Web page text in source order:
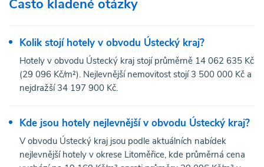
Často kladené otázky
Kolik stojí hotely v obvodu Ústecký kraj?
Hotely v obvodu Ústecký kraj stojí průměrně 14 062 635 Kč
(29 096 Kč/m²). Nejlevnější nemovitost stojí 3 500 000 Kč a
nejdražší 34 197 900 Kč.
Kde jsou hotely nejlevnější v obvodu Ústecký kraj?
V obvodu Ústecký kraj jsou podle aktuálních nabídek
nejlevnější hotely v okrese Litoměřice, kde průměrná cena